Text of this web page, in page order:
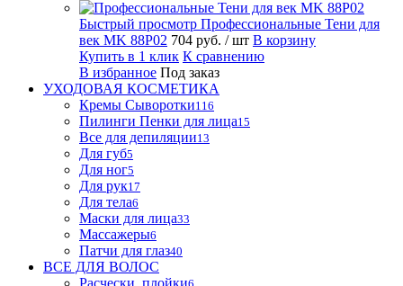
Быстрый просмотр Профессиональные Тени для
век MK 88P02 704 руб. / шт В корзину
Купить в 1 клик К сравнению
В избранное Под заказ
УХОДОВАЯ КОСМЕТИКА
Кремы Сыворотки116
Пилинги Пенки для лица15
Все для депиляции13
Для губ5
Для ног5
Для рук17
Для тела6
Маски для лица33
Массажеры6
Патчи для глаз40
ВСЕ ДЛЯ ВОЛОС
Расчески, плойки